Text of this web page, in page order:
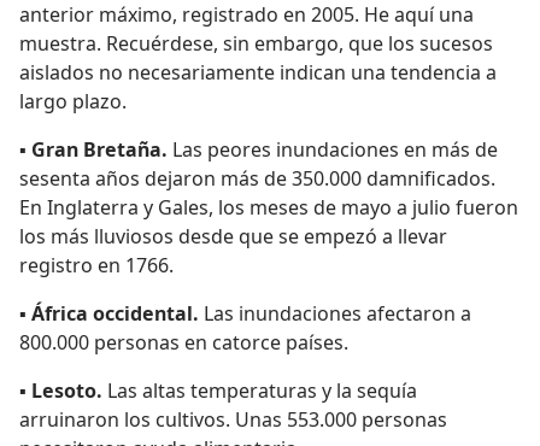
anterior máximo, registrado en 2005. He aquí una
muestra. Recuérdese, sin embargo, que los sucesos
aislados no necesariamente indican una tendencia a
largo plazo.
▪ Gran Bretaña. Las peores inundaciones en más de
sesenta años dejaron más de 350.000 damnificados.
En Inglaterra y Gales, los meses de mayo a julio fueron
los más lluviosos desde que se empezó a llevar
registro en 1766.
▪ África occidental. Las inundaciones afectaron a
800.000 personas en catorce países.
▪ Lesoto. Las altas temperaturas y la sequía
arruinaron los cultivos. Unas 553.000 personas